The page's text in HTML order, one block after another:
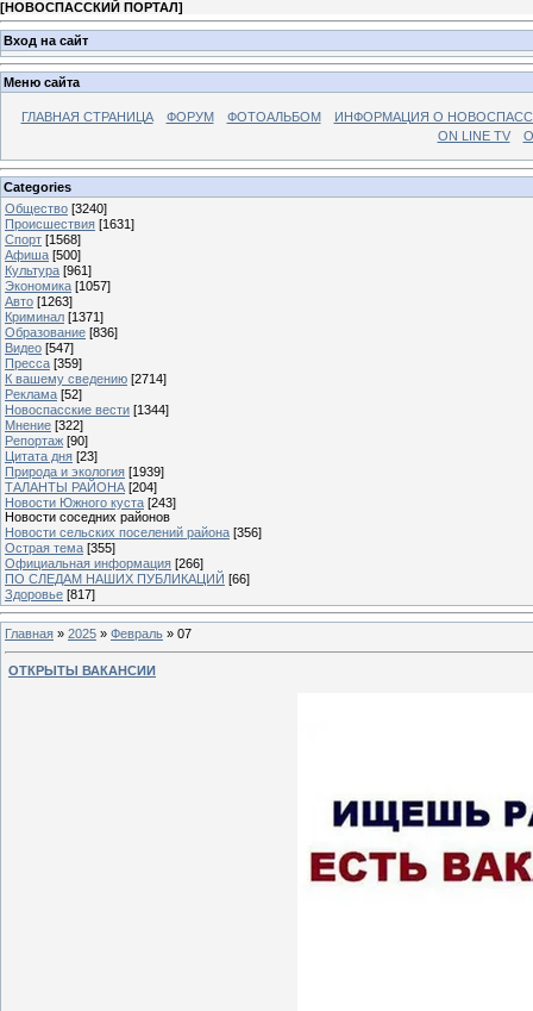
[НОВОСПАССКИЙ ПОРТАЛ]
Вход на сайт
Меню сайта
ГЛАВНАЯ СТРАНИЦА ФОРУМ ФОТОАЛЬБОМ
ИНФОРМАЦИЯ О
ON LINE TV
Categories
Общество [3240]
Происшествия [1631]
Спорт [1568]
Афиша [500]
Культура [961]
Экономика [1057]
Авто [1263]
Криминал [1371]
Образование [836]
Видео [547]
Пресса [359]
К вашему сведению [2714]
Реклама [52]
Новоспасские вести [1344]
Мнение [322]
Репортаж [90]
Цитата дня [23]
Природа и экология [1939]
ТАЛАНТЫ РАЙОНА [204]
Новости Южного куста [243]
Новости соседних районов
Новости сельских поселений района [356]
Острая тема [355]
Официальная информация [266]
ПО СЛЕДАМ НАШИХ ПУБЛИКАЦИЙ [66]
Здоровье [817]
Главная » 2025 » Февраль » 07
ОТКРЫТЫ ВАКАНСИИ